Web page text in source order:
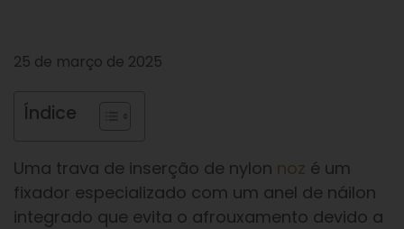
25 de março de 2025
Índice
Uma trava de inserção de nylon noz é um
fixador especializado com um anel de náilon
integrado que evita o afrouxamento devido a